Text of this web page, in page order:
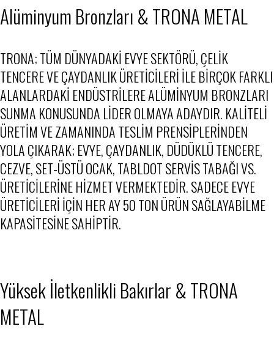
Alüminyum Bronzları & TRONA METAL
TRONA; TÜM DÜNYADAKI EVYE SEKTÖRÜ, ÇELIK
TENCERE VE ÇAYDANLIK ÜRETICILERI ILE BIRÇOK FARKLI
ALANLARDAKI ENDÜSTRILERE ALÜMINYUM BRONZLARI
SUNMA KONUSUNDA LIDER OLMAYA ADAYDIR. KALITELI
ÜRETIM VE ZAMANINDA TESLIM PRENSIPLERINDEN
YOLA ÇIKARAK; EVYE, ÇAYDANLIK, DÜDÜKLÜ TENCERE,
CEZVE, SET-ÜSTÜ OCAK, TABLDOT SERVIS TABAĞI VS.
ÜRETICILERINE HIZMET VERMEKTEDIR. SADECE EVYE
ÜRETICILERI IÇIN HER AY 50 TON ÜRÜN SAĞLAYABILME
KAPASITESINE SAHIPTIR.
Yüksek İletkenlikli Bakırlar & TRONA
METAL